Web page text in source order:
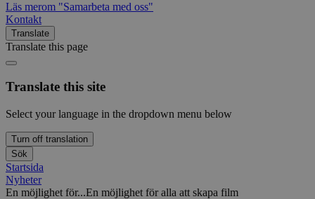
Läs merom "Samarbeta med oss"
Kontakt
Translate
Translate this page
Translate this site
Select your language in the dropdown menu below
Turn off translation
Sök
Startsida
Nyheter
En möjlighet för...En möjlighet för alla att skapa film